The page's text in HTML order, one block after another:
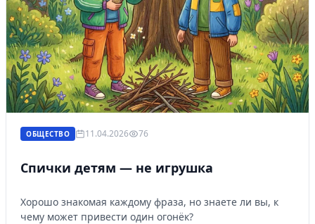
ОБЩЕСТВО 11.04.2026 76
Спички детям — не игрушка
Хорошо знакомая каждому фраза, но знаете ли вы, к
чему может привести один огонёк?